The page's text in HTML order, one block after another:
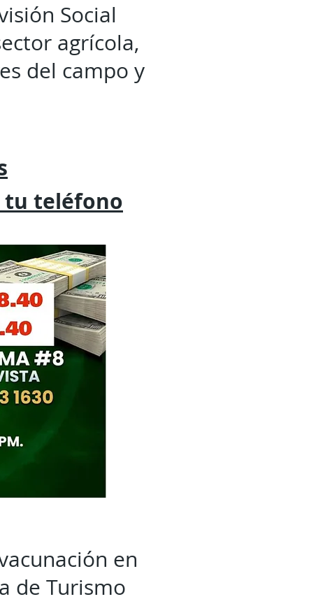
Social
agrícola,
del campo y
tu teléfono
en
de Turismo